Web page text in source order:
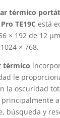
térmico
TE19C está
× 192 de 12
× 768.
térmico
le
la oscuridad
búsqueda y